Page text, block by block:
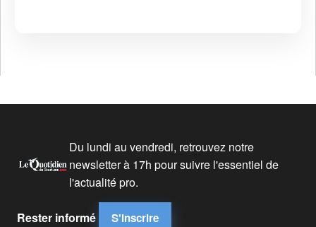
Du lundi au vendredi, retrouvez notre
newsletter à 17h pour suivre l'essentiel de
l'actualité pro.
Rester informé S'inscrire